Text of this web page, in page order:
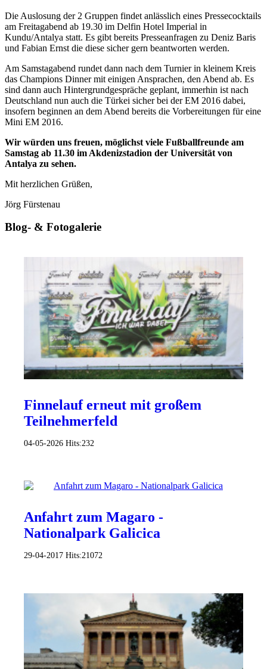
Die Auslosung der 2 Gruppen findet anlässlich eines Pressecocktails
am Freitagabend ab 19.30 im Delfin Hotel Imperial in
Kundu/Antalya statt. Es gibt bereits Presseanfragen zu Deniz Baris
und Fabian Ernst die diese sicher gern beantworten werden.
Am Samstagabend rundet dann nach dem Turnier in kleinem Kreis
das Champions Dinner mit einigen Ansprachen, den Abend ab. Es
sind dann auch Hintergrundgespräche geplant, immerhin ist nach
Deutschland nun auch die Türkei sicher bei der EM 2016 dabei,
insofern beginnen an dem Abend bereits die Vorbereitungen für eine
Mini EM 2016.
Wir würden uns freuen, möglichst viele Fußballfreunde am
Samstag ab 11.30 im Akdenizstadion der Universität von
Antalya zu sehen.
Mit herzlichen Grüßen,
Jörg Fürstenau
Blog- & Fotogalerie
Finnelauf erneut mit großem
Teilnehmerfeld
04-05-2026 Hits:232
Anfahrt zum Magaro -
Nationalpark Galicica
29-04-2017 Hits:21072